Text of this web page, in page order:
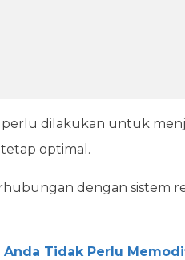
perlu dilakukan untuk
optimal.
dengan sistem
Anda Tidak Perlu